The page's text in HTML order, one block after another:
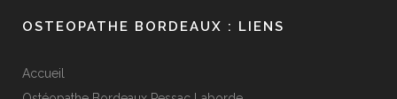
OSTEOPATHE BORDEAUX : LIENS
Accueil